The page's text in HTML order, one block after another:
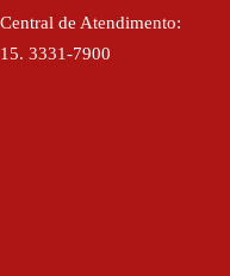
Central de Atendimento:
15. 3331-7900